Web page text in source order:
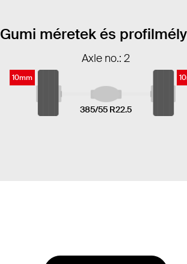
Gumi méretek és
Axle no.: 2
10mm
385/55 R22.5